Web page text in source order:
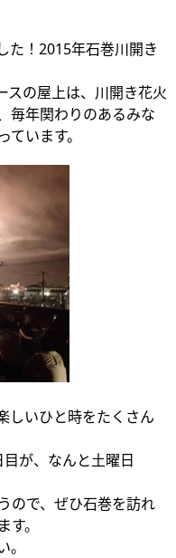
た！2015年石巻川開き
スの屋上は、川開き花火
毎年関わりのあるみな
います。
しいひと時をたくさん
が、なんと土曜日
ので、ぜひ石巻を訪れ
。